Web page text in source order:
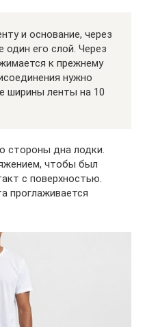
и основание, через
его слой. Через
к прежнему
нужно
ширины ленты на 10
стороны дна лодки.
чтобы был
с поверхностью.
проглаживается